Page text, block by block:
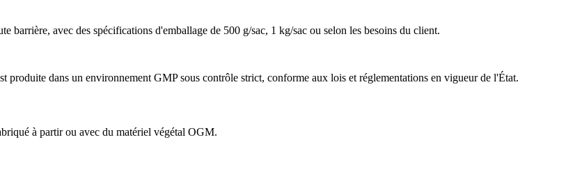
barrière, avec des spécifications d'emballage de 500 g/sac, 1 kg/sac ou selon les besoins du client.
dans un environnement GMP sous contrôle strict, conforme aux lois et réglementations en vigueur de l'État.
à partir ou avec du matériel végétal OGM.